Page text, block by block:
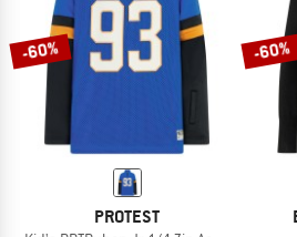
-60%
PROTEST
-60%